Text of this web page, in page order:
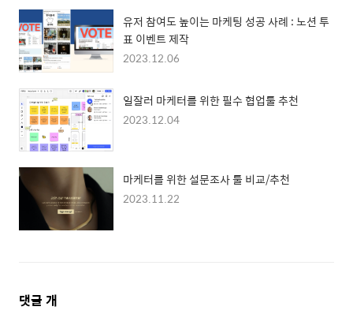
유저 참여도 높이는 마케팅 성공 사례 : 노션 투
표 이벤트 제작
2023.12.06
일잘러 마케터를 위한 필수 협업툴 추천
2023.12.04
마케터를 위한 설문조사 툴 비교/추천
2023.11.22
댓
댓글 개